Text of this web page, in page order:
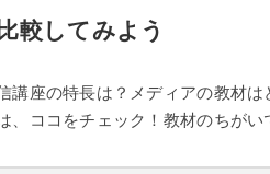
較してみよう
講座の特長は？メディアの教材は
、ココをチェック！教材のちが